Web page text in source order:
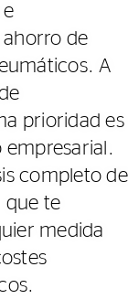
de
A
prioridad es
completo de
que te
medida